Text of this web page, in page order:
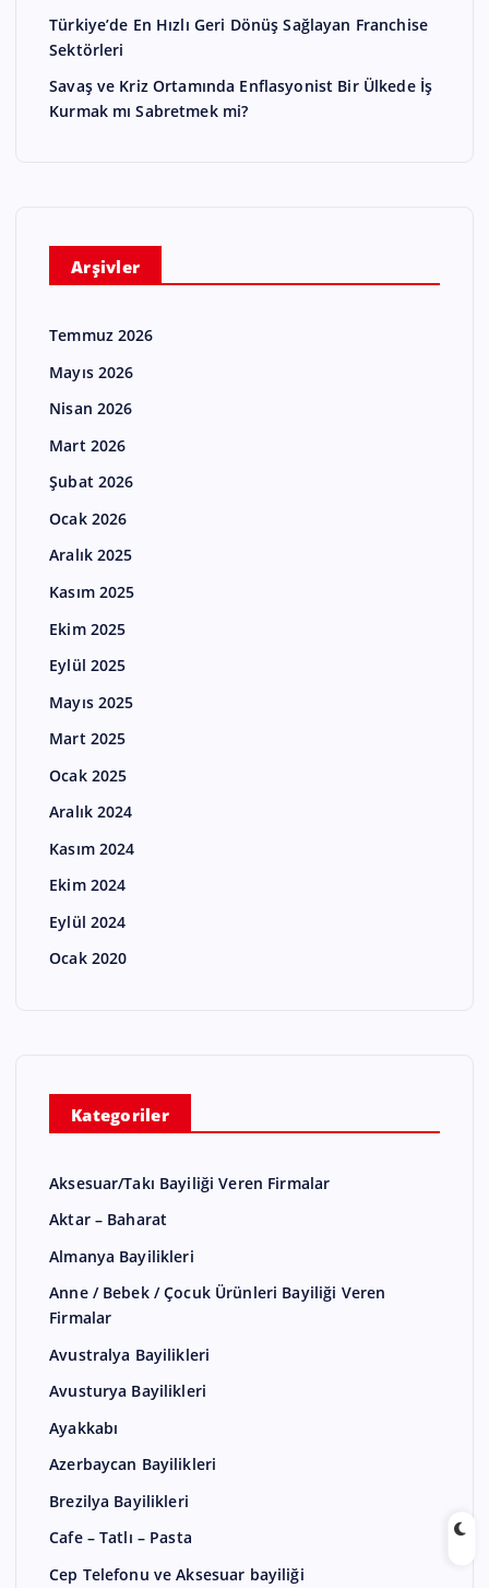
Türkiye’de En Hızlı Geri Dönüş Sağlayan Franchise
Sektörleri
Savaş ve Kriz Ortamında Enflasyonist Bir Ülkede İş
Kurmak mı Sabretmek mi?
Arşivler
Temmuz 2026
Mayıs 2026
Nisan 2026
Mart 2026
Şubat 2026
Ocak 2026
Aralık 2025
Kasım 2025
Ekim 2025
Eylül 2025
Mayıs 2025
Mart 2025
Ocak 2025
Aralık 2024
Kasım 2024
Ekim 2024
Eylül 2024
Ocak 2020
Kategoriler
Aksesuar/Takı Bayiliği Veren Firmalar
Aktar – Baharat
Almanya Bayilikleri
Anne / Bebek / Çocuk Ürünleri Bayiliği Veren
Firmalar
Avustralya Bayilikleri
Avusturya Bayilikleri
Ayakkabı
Azerbaycan Bayilikleri
Brezilya Bayilikleri
Cafe – Tatlı – Pasta
Cep Telefonu ve Aksesuar bayiliği